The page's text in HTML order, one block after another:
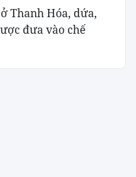
Thanh Hóa, dứa,
đưa vào chế